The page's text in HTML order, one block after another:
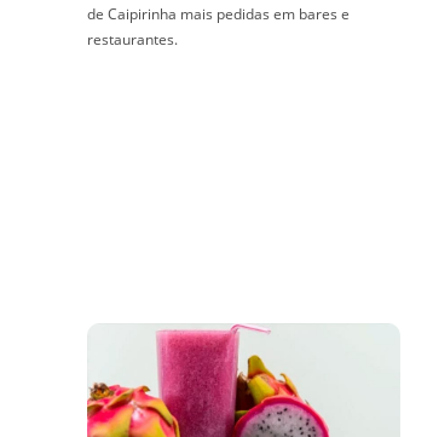
de Caipirinha mais pedidas em bares e
restaurantes.